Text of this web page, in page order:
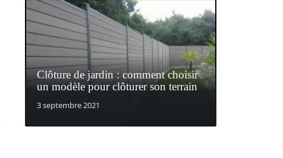
Clôture de jardin : comment choisir
un modèle pour clôturer son terrain
3 septembre 2021